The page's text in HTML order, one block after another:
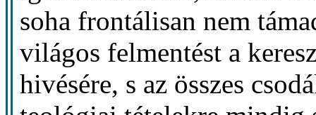
soha frontálisan nem
világos felmentést a
hivésére, s az összes